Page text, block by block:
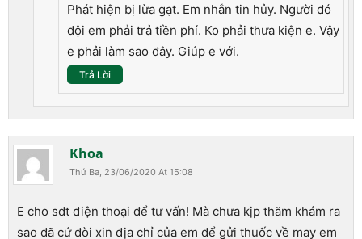
Phát hiện bị lừa gạt. Em nhắn tin hủy. Người đó
đội em phải trả tiền phí. Ko phải thưa kiện e. Vậy
e phải làm sao đây. Giúp e với.
Trả Lời
Khoa
Thứ Ba, 23/06/2020 At 15:08
E cho sdt điện thoại để tư vấn! Mà chưa kịp thăm khám ra
sao đã cứ đòi xin địa chỉ của em để gửi thuốc về may em